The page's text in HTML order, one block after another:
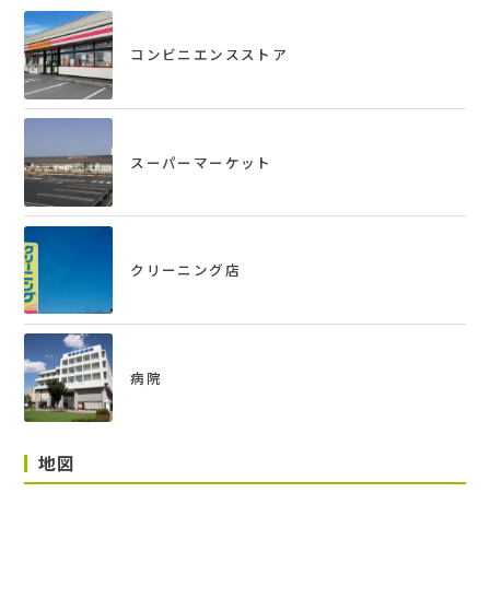
11,000円
駐車場
‐
即入居可
取引態様
仲介
敷金積み増し
‐
物件コード
契約形態
コンビニエンスストア
スーパーマーケット
クリーニング店
病院
地図